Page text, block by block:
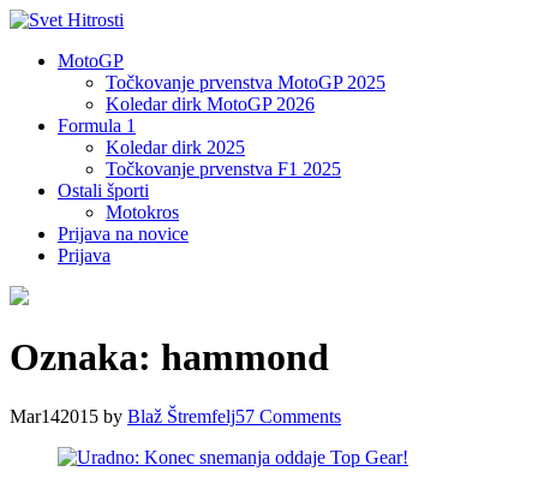
MotoGP
Točkovanje prvenstva MotoGP 2025
Koledar dirk MotoGP 2026
Formula 1
Koledar dirk 2025
Točkovanje prvenstva F1 2025
Ostali športi
Motokros
Prijava na novice
Prijava
Oznaka: hammond
Mar142015 by Blaž Štremfelj57 Comments